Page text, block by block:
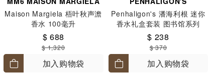
Maison Margiela 梧叶秋声澹
香水 100毫升
$ 688
$ 1,320
加入购物袋
Penhaligon's 潘海利根 迷你
香水礼盒套装 图书馆系列
(EDPx6, EDTx4) 2毫升 x 10
$ 238
$ 370
加入购物袋